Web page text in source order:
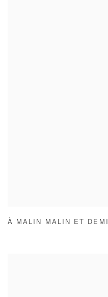
À MALIN MALIN ET DEMI